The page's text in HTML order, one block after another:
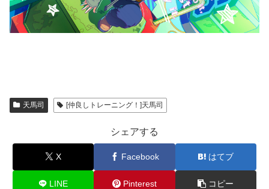
天馬司 [仲良しトレーニング！]天馬司
シェアする
X Facebook はてブ
LINE Pinterest コピー